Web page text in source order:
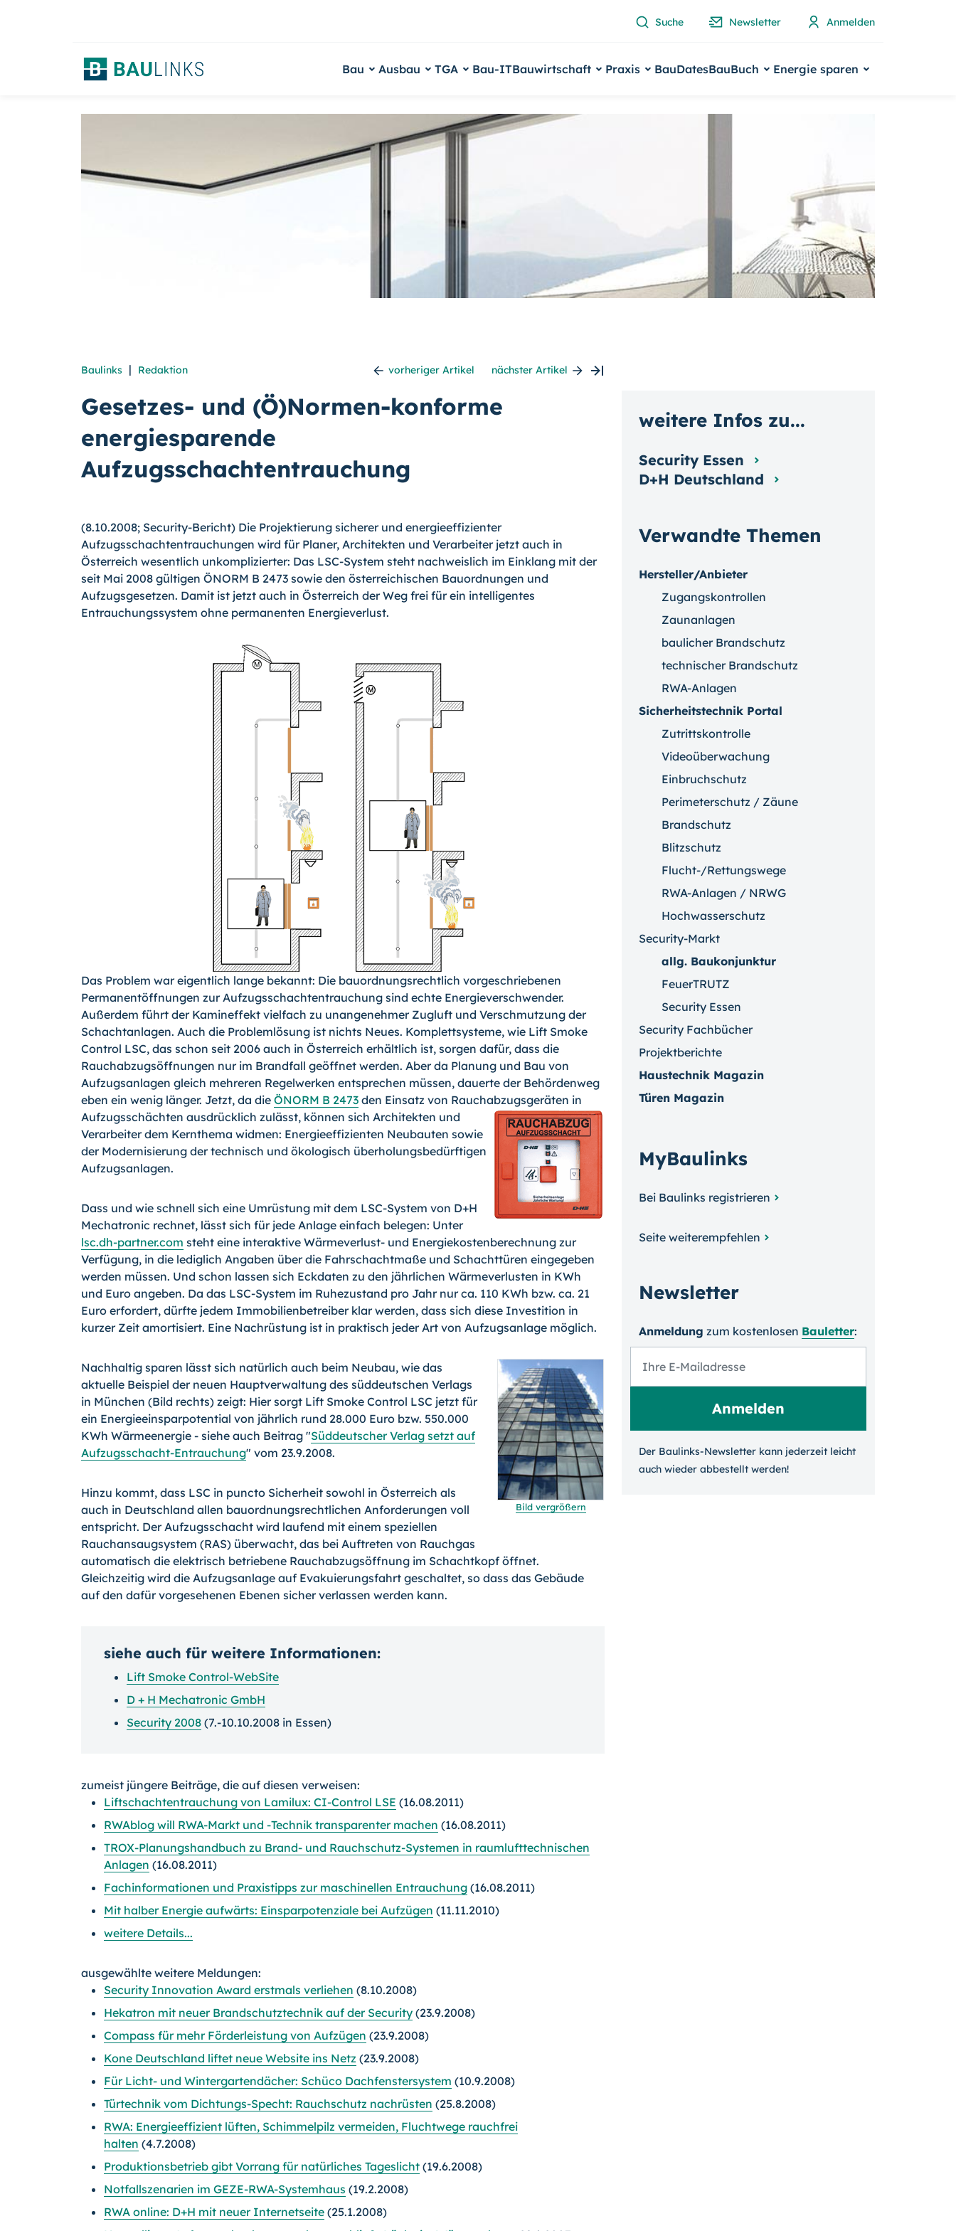
Suche Newsletter Anmelden
Bau Ausbau TGA Bau-ITBauwirtschaft Praxis BauDatesBauBuch Energie sparen
Baulinks | Redaktion vorheriger Artikel nächster Artikel
Gesetzes- und (Ö)Normen-konforme
energiesparende
Aufzugsschachtentrauchung
(8.10.2008; Security-Bericht) Die Projektierung sicherer und energieeffizienter
Aufzugsschachtentrauchungen wird für Planer, Architekten und Verarbeiter jetzt auch in
Österreich wesentlich unkomplizierter: Das LSC-System steht nachweislich im Einklang mit der
seit Mai 2008 gültigen ÖNORM B 2473 sowie den österreichischen Bauordnungen und
Aufzugsgesetzen. Damit ist jetzt auch in Österreich der Weg frei für ein intelligentes
Entrauchungssystem ohne permanenten Energieverlust.
Das Problem war eigentlich lange bekannt: Die bauordnungsrechtlich vorgeschriebenen
Permanentöffnungen zur Aufzugsschachtentrauchung sind echte Energieverschwender.
Außerdem führt der Kamineffekt vielfach zu unangenehmer Zugluft und Verschmutzung der
Schachtanlagen. Auch die Problemlösung ist nichts Neues. Komplettsysteme, wie Lift Smoke
Control LSC, das schon seit 2006 auch in Österreich erhältlich ist, sorgen dafür, dass die
Rauchabzugsöffnungen nur im Brandfall geöffnet werden. Aber da Planung und Bau von
Aufzugsanlagen gleich mehreren Regelwerken entsprechen müssen, dauerte der Behördenweg
eben ein wenig länger. Jetzt, da die ÖNORM B 2473 den Einsatz von Rauchabzugsgeräten in
Aufzugsschächten ausdrücklich zulässt, können sich Architekten und
Verarbeiter dem Kernthema widmen: Energieeffizienten Neubauten sowie
der Modernisierung der technisch und ökologisch überholungsbedürftigen
Aufzugsanlagen.
Dass und wie schnell sich eine Umrüstung mit dem LSC-System von D+H
Mechatronic rechnet, lässt sich für jede Anlage einfach belegen: Unter
lsc.dh-partner.com steht eine interaktive Wärmeverlust- und Energiekostenberechnung zur
Verfügung, in die lediglich Angaben über die Fahrschachtmaße und Schachttüren eingegeben
werden müssen. Und schon lassen sich Eckdaten zu den jährlichen Wärmeverlusten in KWh
und Euro angeben. Da das LSC-System im Ruhezustand pro Jahr nur ca. 110 KWh bzw. ca. 21
Euro erfordert, dürfte jedem Immobilienbetreiber klar werden, dass sich diese Investition in
kurzer Zeit amortisiert. Eine Nachrüstung ist in praktisch jeder Art von Aufzugsanlage möglich.
Bild vergrößern
Nachhaltig sparen lässt sich natürlich auch beim Neubau, wie das
aktuelle Beispiel der neuen Hauptverwaltung des süd­deutschen Verlags
in München (Bild rechts) zeigt: Hier sorgt Lift Smoke Control LSC jetzt für
ein Energieeinsparpotential von jährlich rund 28.000 Euro bzw. 550.000
KWh Wärme­energie - siehe auch Beitrag "Süddeutscher Verlag setzt auf
Aufzugsschacht-Entrauchung" vom 23.9.2008.
Hinzu kommt, dass LSC in puncto Sicherheit sowohl in Öster­reich als
auch in Deutschland allen bauordnungs­recht­li­chen Anforderungen voll
entspricht. Der Aufzugsschacht wird laufend mit einem speziellen
Rauchansaugsystem (RAS) überwacht, das bei Auftreten von Rauchgas
automatisch die elektrisch betriebene Rauchabzugsöffnung im Schachtkopf öffnet.
Gleichzeitig wird die Aufzugsanlage auf Evakuierungsfahrt geschaltet, so dass das Gebäude
auf den dafür vorgesehenen Ebenen sicher verlassen werden kann.
siehe auch für weitere Informationen:
Lift Smoke Control-WebSite
D + H Mechatronic GmbH
Security 2008 (7.-10.10.2008 in Essen)
zumeist jüngere Beiträge, die auf diesen verweisen:
Liftschachtentrauchung von Lamilux: CI-Control LSE (16.08.2011)
RWAblog will RWA-Markt und -Technik transparenter machen (16.08.2011)
TROX-Planungshandbuch zu Brand- und Rauchschutz-Systemen in raumlufttechnischen
Anlagen (16.08.2011)
Fachinformationen und Praxistipps zur maschinellen Entrauchung (16.08.2011)
Mit halber Energie aufwärts: Einsparpotenziale bei Aufzügen (11.11.2010)
weitere Details...
ausgewählte weitere Meldungen:
Security Innovation Award erstmals verliehen (8.10.2008)
Hekatron mit neuer Brandschutztechnik auf der Security (23.9.2008)
Compass für mehr Förderleistung von Aufzügen (23.9.2008)
Kone Deutschland liftet neue Website ins Netz (23.9.2008)
Für Licht- und Wintergartendächer: Schüco Dachfenstersystem (10.9.2008)
Türtechnik vom Dichtungs-Specht: Rauchschutz nachrüsten (25.8.2008)
RWA: Energieeffizient lüften, Schimmelpilz vermeiden, Fluchtwege rauchfrei
halten (4.7.2008)
Produktionsbetrieb gibt Vorrang für natürliches Tageslicht (19.6.2008)
Notfallszenarien im GEZE-RWA-Systemhaus (19.2.2008)
RWA online: D+H mit neuer Internetseite (25.1.2008)
Verwandte Themen
Hersteller/Anbieter
Zugangskontrollen
Zaunanlagen
baulicher Brandschutz
technischer Brandschutz
RWA-Anlagen
Sicherheitstechnik Portal
Zutrittskontrolle
Videoüberwachung
Einbruchschutz
Perimeterschutz / Zäune
Brandschutz
Blitzschutz
Flucht-/Rettungswege
RWA-Anlagen / NRWG
Hochwasserschutz
Security-Markt
allg. Baukonjunktur
FeuerTRUTZ
Security Essen
Security Fachbücher
Projektberichte
Haustechnik Magazin
Türen Magazin
MyBaulinks
Bei Baulinks registrieren
Seite weiterempfehlen
Newsletter
Anmeldung zum kosten­losen Bauletter:
Der Baulinks-Newsletter kann jeder­zeit leicht
auch wieder ab­bestellt werden!
weitere Infos zu...
Security Essen
D+H Deutschland